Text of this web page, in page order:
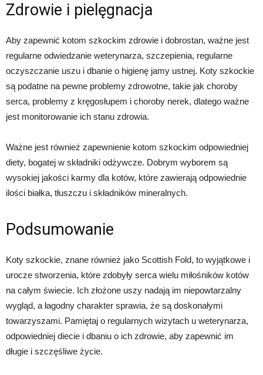
Zdrowie i pielęgnacja
Aby zapewnić kotom szkockim zdrowie i dobrostan, ważne jest
regularne odwiedzanie weterynarza, szczepienia, regularne
oczyszczanie uszu i dbanie o higienę jamy ustnej. Koty szkockie
są podatne na pewne problemy zdrowotne, takie jak choroby
serca, problemy z kręgosłupem i choroby nerek, dlatego ważne
jest monitorowanie ich stanu zdrowia.
Ważne jest również zapewnienie kotom szkockim odpowiedniej
diety, bogatej w składniki odżywcze. Dobrym wyborem są
wysokiej jakości karmy dla kotów, które zawierają odpowiednie
ilości białka, tłuszczu i składników mineralnych.
Podsumowanie
Koty szkockie, znane również jako Scottish Fold, to wyjątkowe i
urocze stworzenia, które zdobyły serca wielu miłośników kotów
na całym świecie. Ich złożone uszy nadają im niepowtarzalny
wygląd, a łagodny charakter sprawia, że są doskonałymi
towarzyszami. Pamiętaj o regularnych wizytach u weterynarza,
odpowiedniej diecie i dbaniu o ich zdrowie, aby zapewnić im
długie i szczęśliwe życie.